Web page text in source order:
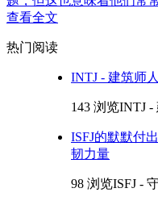
查看全文
热门阅读
INTJ - 建筑师
143 浏览INTJ -
ISFJ的默默付
韧力量
98 浏览ISFJ -